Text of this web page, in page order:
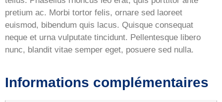
pretium ac. Morbi tortor felis, ornare sed laoreet
euismod, bibendum quis lacus. Quisque consequat
neque et urna vulputate tincidunt. Pellentesque libero
nunc, blandit vitae semper eget, posuere sed nulla.
Informations complémentaires